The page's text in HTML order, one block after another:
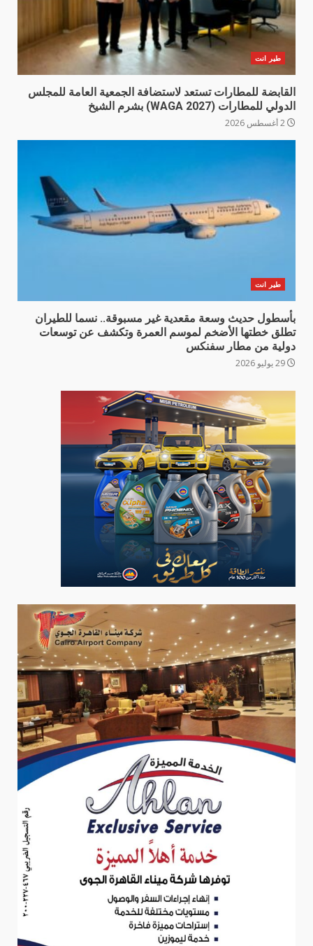
طير انت
القابضة للمطارات تستعد لاستضافة الجمعية العامة للمجلس
الدولي للمطارات (WAGA 2027) بشرم الشيخ
طير انت
بأسطول حديث وسعة مقعدية غير مسبوقة.. نسما للطيران
تطلق خطتها الأضخم لموسم العمرة وتكشف عن توسعات
دولية من مطار سفنكس